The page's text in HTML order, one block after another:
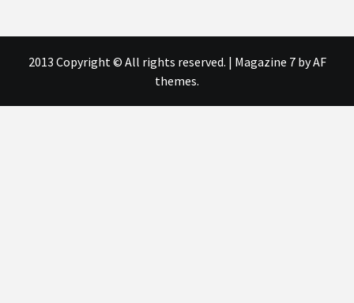
2013 Copyright © All rights reserved. | Magazine 7by AF
themes.